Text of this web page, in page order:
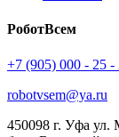
РоботВсем
+7 (905) 000 - 25 -
robotvsem@ya.ru
450098 г. Уфа ул.